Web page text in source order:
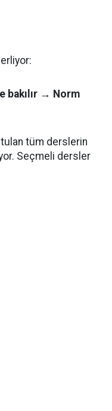
bakılır → Norm
tüm derslerin
Seçmeli dersler